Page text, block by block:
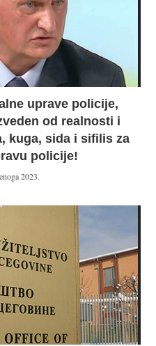
uprave policije,
od realnosti i
kuga, sida i sifilis za
policije!
2023.